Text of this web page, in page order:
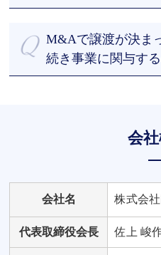
その結果をもとにしつ
で、まずはご相談くだ
M&Aで譲渡が決ま
続き事業に関与す
会
会社名 株式会
代表取締役会長 佐上 峻